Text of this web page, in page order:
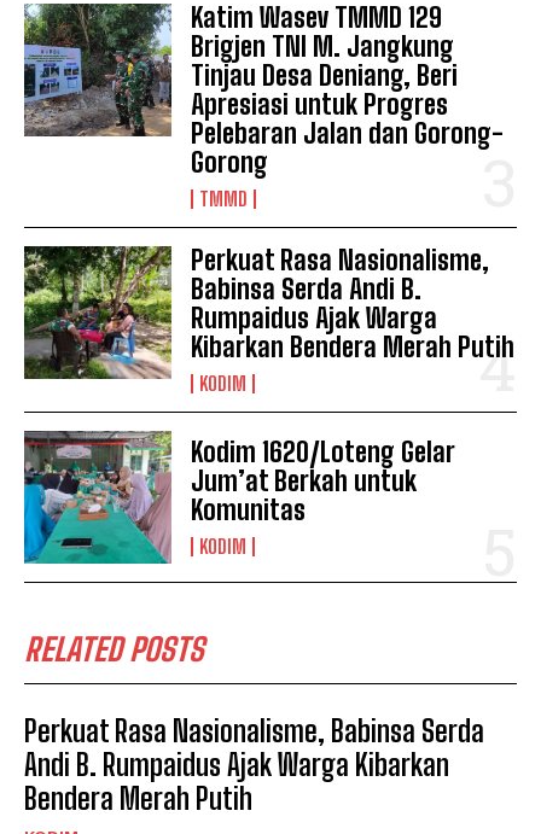
Katim Wasev TMMD 129
Brigjen TNI M. Jangkung
Tinjau Desa Deniang, Beri
Apresiasi untuk Progres
Pelebaran Jalan dan Gorong-
Gorong
TMMD
Perkuat Rasa Nasionalisme,
Babinsa Serda Andi B.
Rumpaidus Ajak Warga
Kibarkan Bendera Merah Putih
KODIM
Kodim 1620/Loteng Gelar
Jum’at Berkah untuk
Komunitas
KODIM
RELATED POSTS
Perkuat Rasa Nasionalisme, Babinsa Serda
Andi B. Rumpaidus Ajak Warga Kibarkan
Bendera Merah Putih